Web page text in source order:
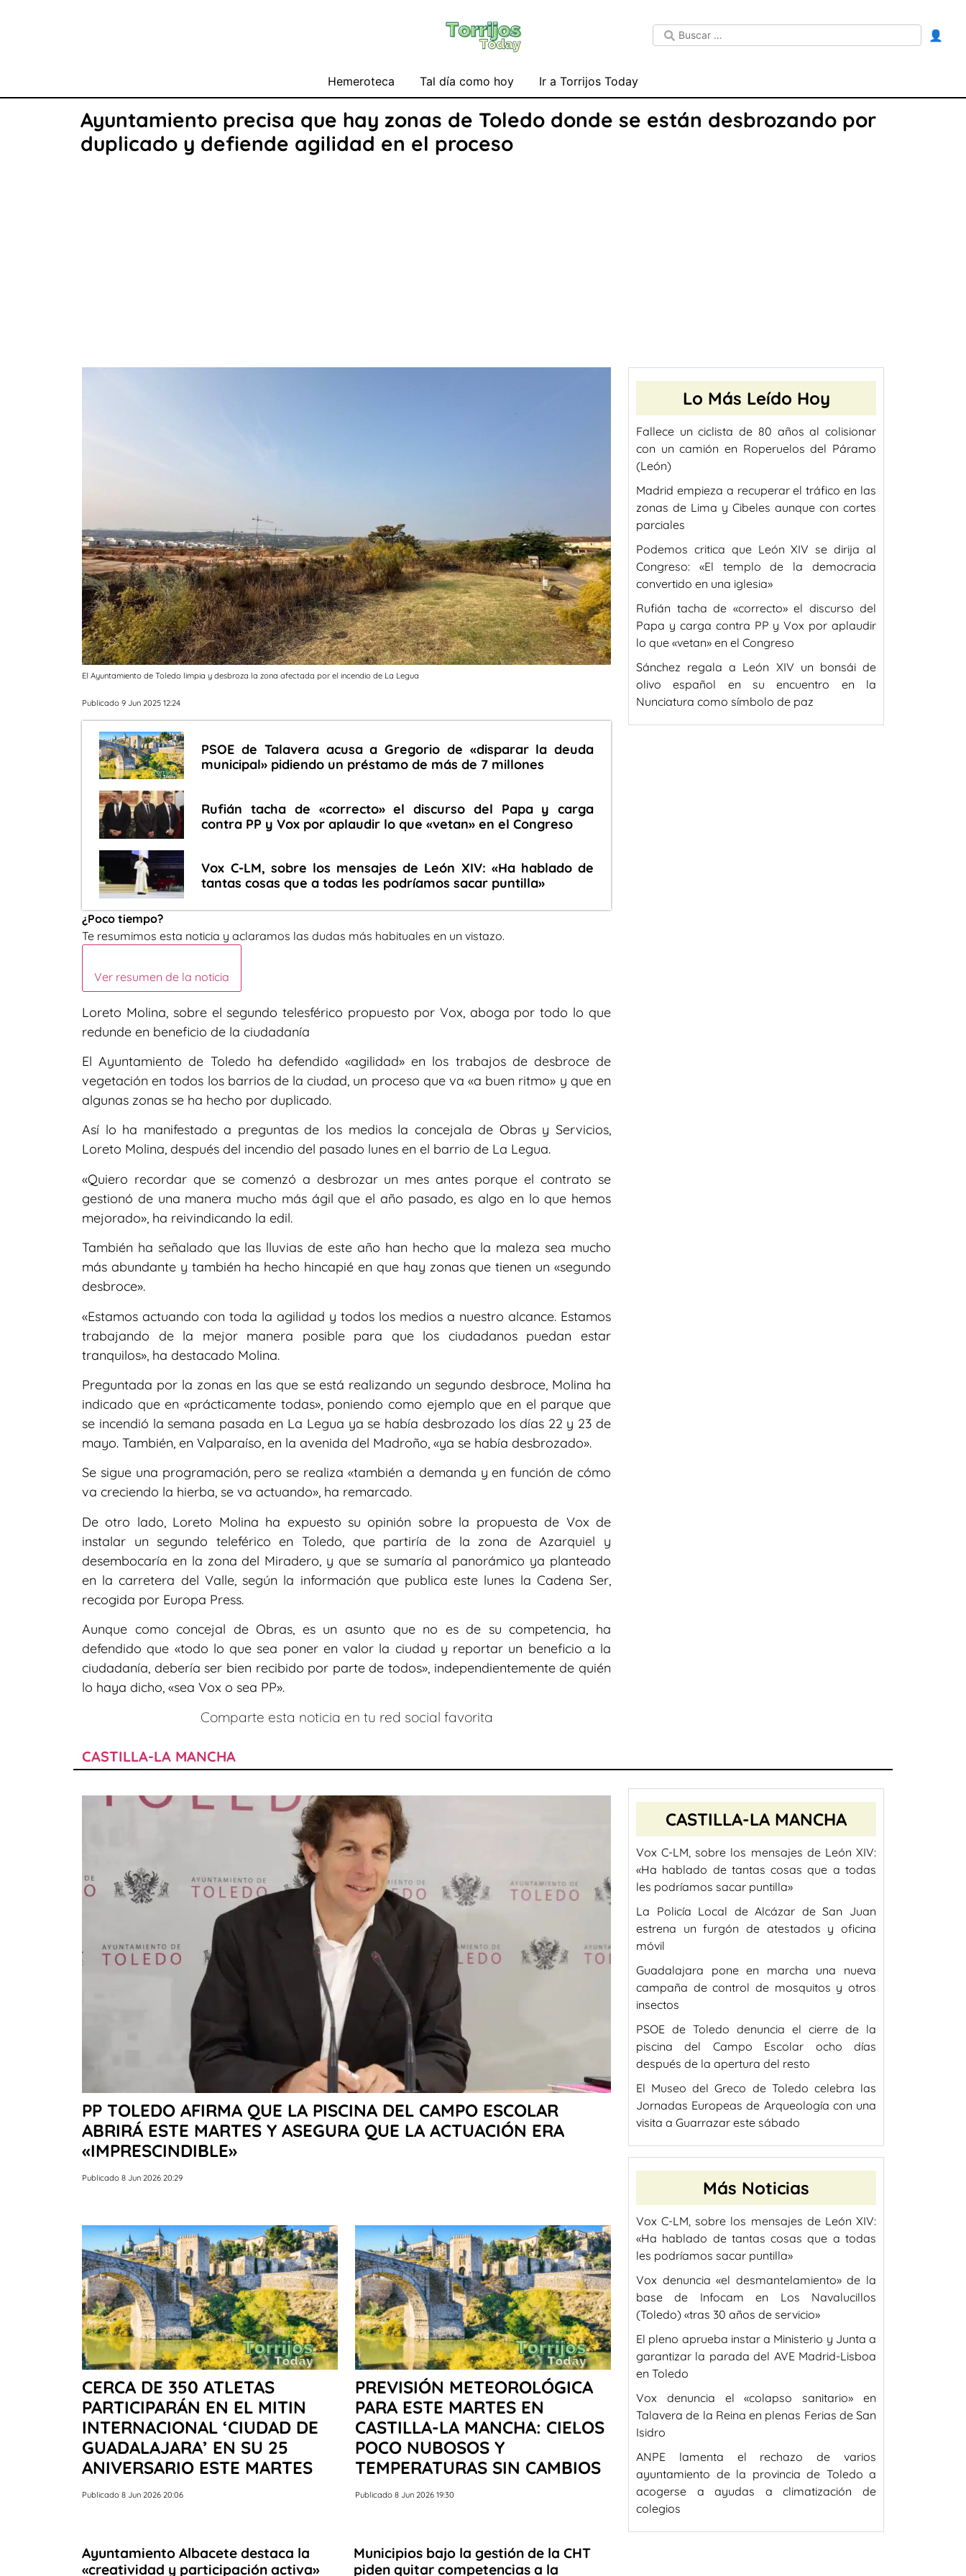
👤
Hemeroteca Tal día como hoy Ir a Torrijos Today
Ayuntamiento precisa que hay zonas de Toledo donde se están desbrozando por
duplicado y defiende agilidad en el proceso
El Ayuntamiento de Toledo limpia y desbroza la zona afectada por el incendio de La Legua
Publicado 9 Jun 2025 12:24
PSOE de Talavera acusa a Gregorio de «disparar la deuda
municipal» pidiendo un préstamo de más de 7 millones
Rufián tacha de «correcto» el discurso del Papa y carga
contra PP y Vox por aplaudir lo que «vetan» en el Congreso
Vox C-LM, sobre los mensajes de León XIV: «Ha hablado de
tantas cosas que a todas les podríamos sacar puntilla»
¿Poco tiempo?
Te resumimos esta noticia y aclaramos las dudas más habituales en un vistazo.
Ver resumen de la noticia
Loreto Molina, sobre el segundo telesférico propuesto por Vox, aboga por todo lo que
redunde en beneficio de la ciudadanía
El Ayuntamiento de Toledo ha defendido «agilidad» en los trabajos de desbroce de
vegetación en todos los barrios de la ciudad, un proceso que va «a buen ritmo» y que en
algunas zonas se ha hecho por duplicado.
Así lo ha manifestado a preguntas de los medios la concejala de Obras y Servicios,
Loreto Molina, después del incendio del pasado lunes en el barrio de La Legua.
«Quiero recordar que se comenzó a desbrozar un mes antes porque el contrato se
gestionó de una manera mucho más ágil que el año pasado, es algo en lo que hemos
mejorado», ha reivindicando la edil.
También ha señalado que las lluvias de este año han hecho que la maleza sea mucho
más abundante y también ha hecho hincapié en que hay zonas que tienen un «segundo
desbroce».
«Estamos actuando con toda la agilidad y todos los medios a nuestro alcance. Estamos
trabajando de la mejor manera posible para que los ciudadanos puedan estar
tranquilos», ha destacado Molina.
Preguntada por la zonas en las que se está realizando un segundo desbroce, Molina ha
indicado que en «prácticamente todas», poniendo como ejemplo que en el parque que
se incendió la semana pasada en La Legua ya se había desbrozado los días 22 y 23 de
mayo. También, en Valparaíso, en la avenida del Madroño, «ya se había desbrozado».
Se sigue una programación, pero se realiza «también a demanda y en función de cómo
va creciendo la hierba, se va actuando», ha remarcado.
De otro lado, Loreto Molina ha expuesto su opinión sobre la propuesta de Vox de
instalar un segundo teleférico en Toledo, que partiría de la zona de Azarquiel y
desembocaría en la zona del Miradero, y que se sumaría al panorámico ya planteado
en la carretera del Valle, según la información que publica este lunes la Cadena Ser,
recogida por Europa Press.
Aunque como concejal de Obras, es un asunto que no es de su competencia, ha
defendido que «todo lo que sea poner en valor la ciudad y reportar un beneficio a la
ciudadanía, debería ser bien recibido por parte de todos», independientemente de quién
lo haya dicho, «sea Vox o sea PP».
Comparte esta noticia en tu red social favorita
Lo Más Leído Hoy
Fallece un ciclista de 80 años al colisionar
con un camión en Roperuelos del Páramo
(León)
Madrid empieza a recuperar el tráfico en las
zonas de Lima y Cibeles aunque con cortes
parciales
Podemos critica que León XIV se dirija al
Congreso: «El templo de la democracia
convertido en una iglesia»
Rufián tacha de «correcto» el discurso del
Papa y carga contra PP y Vox por aplaudir
lo que «vetan» en el Congreso
Sánchez regala a León XIV un bonsái de
olivo español en su encuentro en la
Nunciatura como símbolo de paz
CASTILLA-LA MANCHA
PP TOLEDO AFIRMA QUE LA PISCINA DEL CAMPO ESCOLAR
ABRIRÁ ESTE MARTES Y ASEGURA QUE LA ACTUACIÓN ERA
«IMPRESCINDIBLE»
Publicado 8 Jun 2026 20:29
CERCA DE 350 ATLETAS
PARTICIPARÁN EN EL MITIN
INTERNACIONAL ‘CIUDAD DE
GUADALAJARA’ EN SU 25
ANIVERSARIO ESTE MARTES
Publicado 8 Jun 2026 20:06
PREVISIÓN METEOROLÓGICA
PARA ESTE MARTES EN
CASTILLA-LA MANCHA: CIELOS
POCO NUBOSOS Y
TEMPERATURAS SIN CAMBIOS
Publicado 8 Jun 2026 19:30
Ayuntamiento Albacete destaca la
«creatividad y participación activa»
Municipios bajo la gestión de la CHT
piden quitar competencias a la
CASTILLA-LA MANCHA
Vox C-LM, sobre los mensajes de León XIV:
«Ha hablado de tantas cosas que a todas
les podríamos sacar puntilla»
La Policía Local de Alcázar de San Juan
estrena un furgón de atestados y oficina
móvil
Guadalajara pone en marcha una nueva
campaña de control de mosquitos y otros
insectos
PSOE de Toledo denuncia el cierre de la
piscina del Campo Escolar ocho días
después de la apertura del resto
El Museo del Greco de Toledo celebra las
Jornadas Europeas de Arqueología con una
visita a Guarrazar este sábado
Más Noticias
Vox C-LM, sobre los mensajes de León XIV:
«Ha hablado de tantas cosas que a todas
les podríamos sacar puntilla»
Vox denuncia «el desmantelamiento» de la
base de Infocam en Los Navalucillos
(Toledo) «tras 30 años de servicio»
El pleno aprueba instar a Ministerio y Junta a
garantizar la parada del AVE Madrid-Lisboa
en Toledo
Vox denuncia el «colapso sanitario» en
Talavera de la Reina en plenas Ferias de San
Isidro
ANPE lamenta el rechazo de varios
ayuntamiento de la provincia de Toledo a
acogerse a ayudas a climatización de
colegios